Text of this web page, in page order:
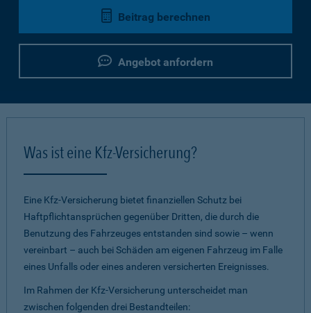
Beitrag berechnen
Angebot anfordern
Was ist eine Kfz-Versicherung?
Eine Kfz-Versicherung bietet finanziellen Schutz bei
Haftpflichtansprüchen gegenüber Dritten, die durch die
Benutzung des Fahrzeuges entstanden sind sowie – wenn
vereinbart – auch bei Schäden am eigenen Fahrzeug im Falle
eines Unfalls oder eines anderen versicherten Ereignisses.
Im Rahmen der Kfz-Versicherung unterscheidet man
zwischen folgenden drei Bestandteilen: